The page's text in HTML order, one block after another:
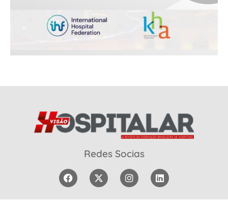
Redes Socias